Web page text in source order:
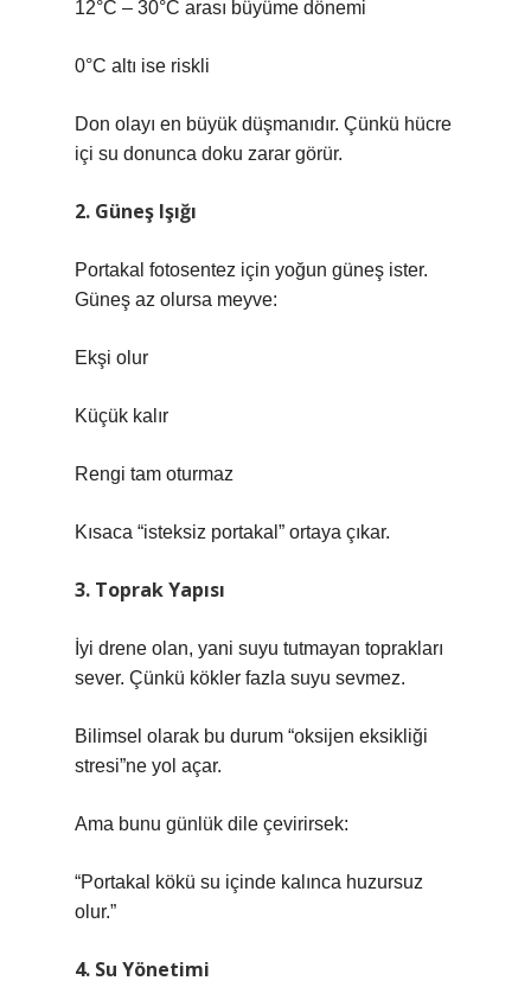
12°C – 30°C arası büyüme dönemi
0°C altı ise riskli
Don olayı en büyük düşmanıdır. Çünkü hücre
içi su donunca doku zarar görür.
2. Güneş Işığı
Portakal fotosentez için yoğun güneş ister.
Güneş az olursa meyve:
Ekşi olur
Küçük kalır
Rengi tam oturmaz
Kısaca “isteksiz portakal” ortaya çıkar.
3. Toprak Yapısı
İyi drene olan, yani suyu tutmayan toprakları
sever. Çünkü kökler fazla suyu sevmez.
Bilimsel olarak bu durum “oksijen eksikliği
stresi”ne yol açar.
Ama bunu günlük dile çevirirsek:
“Portakal kökü su içinde kalınca huzursuz
olur.”
4. Su Yönetimi